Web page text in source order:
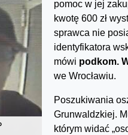
pomoc w jej
kwotę 600 zł
sprawca nie
identyfikatora
mówi podkom.
we Wrocławiu.
Poszukiwania
Grunwaldzkiej.
którym widać